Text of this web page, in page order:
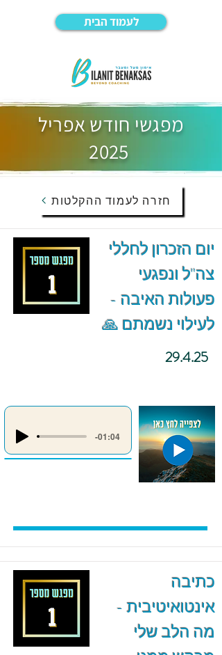
לעמוד הבית
מפגשי חודש אפריל
חזרה לעמוד ההקלטות
יום הזכרון לחללי
צה"ל ונפגעי
פעולות האיבה -
לעילוי נשמתם 🙏
29.4.25
-01:04
כתיבה
אינטואיטיבית -
מה הלב שלי